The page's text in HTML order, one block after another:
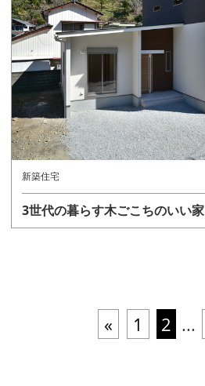
新築住宅
3世代の暮らす木ごこちのいい家
« 1 2 ...